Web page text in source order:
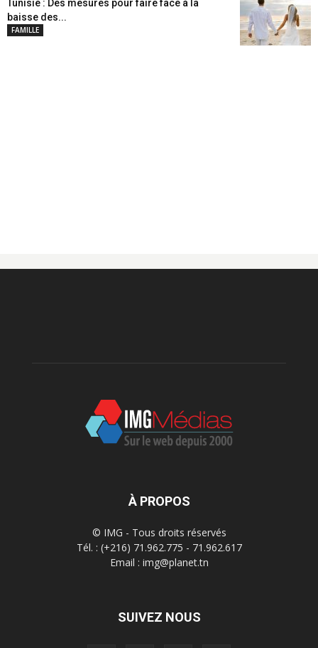
Tunisie : Des mesures pour faire face à la
baisse des...
FAMILLE
À PROPOS
© IMG - Tous droits réservés
Tél. : (+216) 71.962.775 - 71.962.617
Email : img@planet.tn
SUIVEZ NOUS